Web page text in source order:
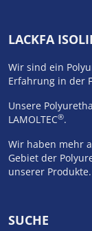
LACKFA
Wir sind ein
Erfahrung in der
Unsere
LAMOLTEC®.
Wir haben mehr
Gebiet der
unserer Produkte.
SUCHE